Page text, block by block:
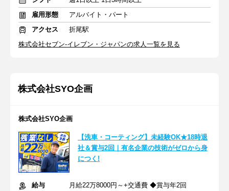
雇用形態
アルバイト・パート
アクセス
折尾駅
株式会社セブン-イレブン・ジャパンの求人一覧を見る
株式会社SYO企画
株式会社SYO企画
【洗車・コーティング】未経験OK★18時退
社＆賞与2回｜有名企業の技術がゼロから身
につく!
給与
月給22万8000円～+交通費 ◆賞与年2回